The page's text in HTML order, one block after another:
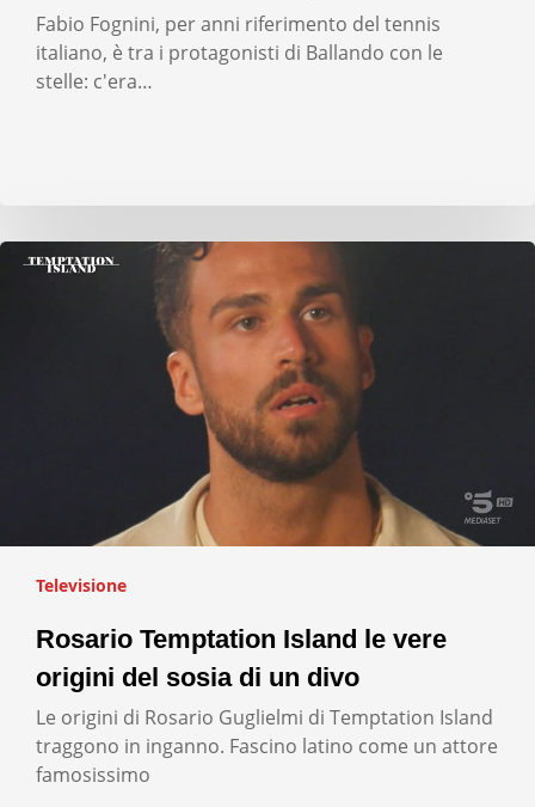
Fabio Fognini, per anni riferimento del tennis
italiano, è tra i protagonisti di Ballando con le
stelle: c'era…
Televisione
Rosario Temptation Island le vere
origini del sosia di un divo
Le origini di Rosario Guglielmi di Temptation Island
traggono in inganno. Fascino latino come un attore
famosissimo